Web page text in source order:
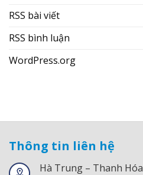
RSS bài viết
RSS bình luận
WordPress.org
Thông tin liên hệ
Hà Trung – Thanh Hóa